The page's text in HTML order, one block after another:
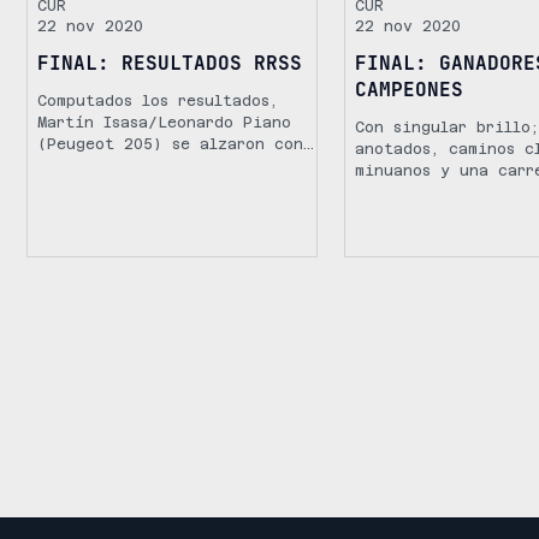
FINAL: RESULTADOS RRSS
Computados los resultados,
Martín Isasa/Leonardo Piano
(Peugeot 205) se alzaron con
CUR
22 nov 2020
FINAL:
CAMPEONES
Con singular
anotados, caminos
minuanos y una
CUR
22 nov 2020